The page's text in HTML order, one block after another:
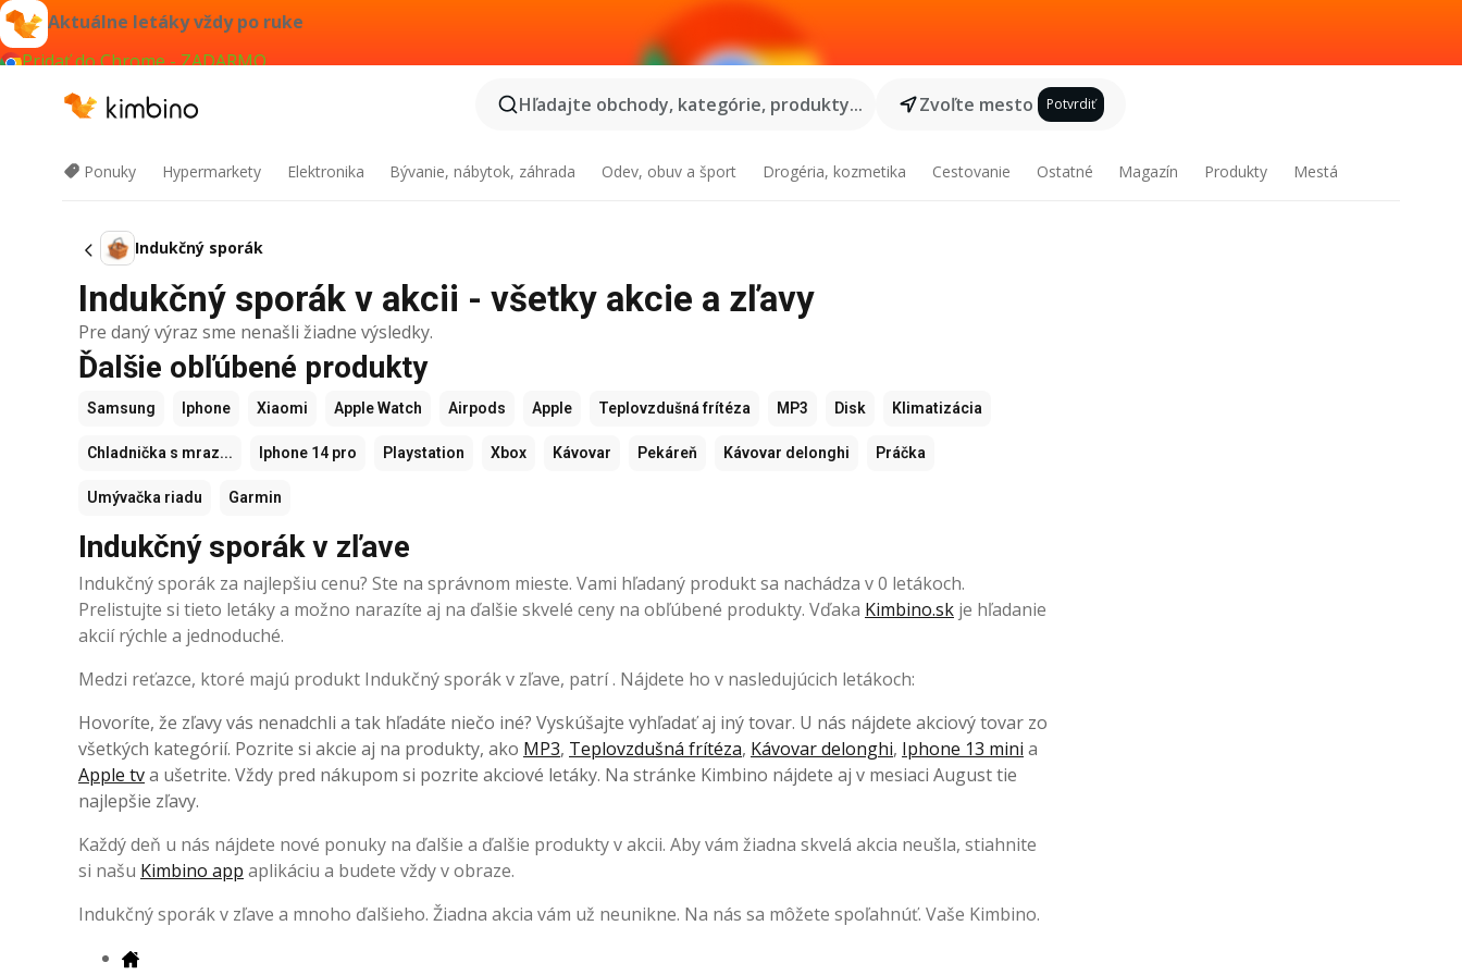
Aktuálne letáky vždy po ruke
Pridať do Chrome - ZADARMO
Hľadajte obchody, kategórie, produkty...
Zvoľte mesto Potvrdiť
Ponuky Hypermarkety Elektronika Bývanie, nábytok, záhrada Odev, obuv a šport Drogéria, kozmetika Cestovanie Ostatné Magazín Produkty Mestá
Indukčný sporák
Indukčný sporák v akcii - všetky akcie a zľavy
Pre daný výraz sme nenašli žiadne výsledky.
Ďalšie obľúbené produkty
Samsung Iphone Xiaomi Apple Watch Airpods Apple Teplovzdušná frítéza MP3 Disk Klimatizácia
Chladnička s mraz... Iphone 14 pro Playstation Xbox Kávovar Pekáreň Kávovar delonghi Práčka
Umývačka riadu Garmin
Indukčný sporák v zľave
Indukčný sporák za najlepšiu cenu? Ste na správnom mieste. Vami hľadaný produkt sa nachádza v 0 letákoch.
Prelistujte si tieto letáky a možno narazíte aj na ďalšie skvelé ceny na obľúbené produkty. Vďaka Kimbino.sk je hľadanie
akcií rýchle a jednoduché.
Medzi reťazce, ktoré majú produkt Indukčný sporák v zľave, patrí . Nájdete ho v nasledujúcich letákoch:
Hovoríte, že zľavy vás nenadchli a tak hľadáte niečo iné? Vyskúšajte vyhľadať aj iný tovar. U nás nájdete akciový tovar zo
všetkých kategórií. Pozrite si akcie aj na produkty, ako MP3, Teplovzdušná frítéza, Kávovar delonghi, Iphone 13 mini a
Apple tva ušetrite. Vždy pred nákupom si pozrite akciové letáky. Na stránke Kimbino nájdete aj v mesiaci August tie
najlepšie zľavy.
Každý deň u nás nájdete nové ponuky na ďalšie a ďalšie produkty v akcii. Aby vám žiadna skvelá akcia neušla, stiahnite
si našu Kimbino app aplikáciu a budete vždy v obraze.
Indukčný sporák v zľave a mnoho ďalšieho. Žiadna akcia vám už neunikne. Na nás sa môžete spoľahnúť. Vaše Kimbino.